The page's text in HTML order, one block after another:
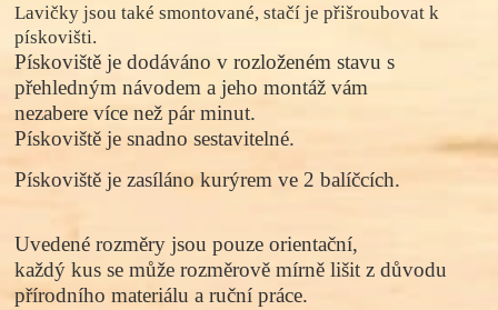
Lavičky jsou také smontované, stačí je přišroubovat k
pískovišti.
Pískoviště je dodáváno v rozloženém stavu s
přehledným návodem a jeho montáž vám
nezabere více než pár minut.
Pískoviště je snadno sestavitelné.
Pískoviště je zasíláno kurýrem ve 2 balíčcích.
Uvedené rozměry jsou pouze orientační,
každý kus se může rozměrově mírně lišit z důvodu
přírodního materiálu a ruční práce.